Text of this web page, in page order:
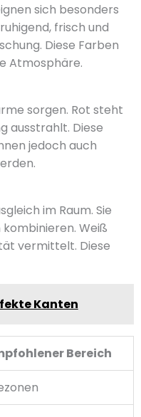
sich besonders
frisch und
Diese Farben
Atmosphäre.
sorgen. Rot steht
ausstrahlt. Diese
jedoch auch
im Raum. Sie
Weiß
vermittelt. Diese
Kanten
Bereich